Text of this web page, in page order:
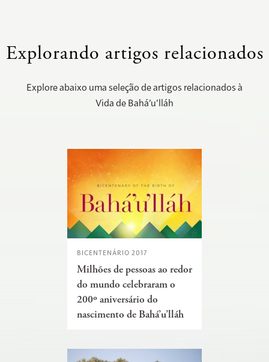
Explorando artigos relacionados
Explore abaixo uma seleção de artigos relacionados à
Vida de Bahá’u’lláh
BICENTENÁRIO 2017
Milhões de pessoas ao redor
do mundo celebraram o
200º aniversário do
nascimento de Bahá’u’lláh